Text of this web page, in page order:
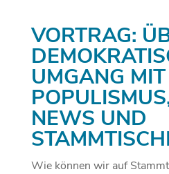
VORTRAG:
UMGANG MIT
NEWS UND
Wie können wir auf